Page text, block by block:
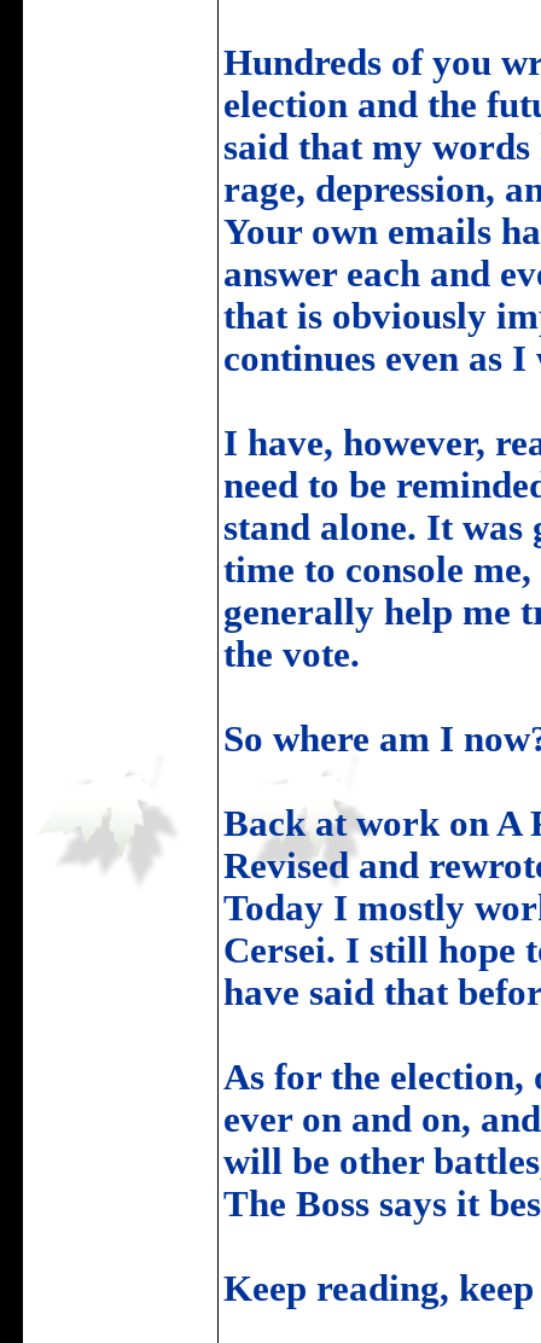
Hundreds of you
election and the
said that my
rage, depression,
Your own emails
answer each and
that is obviously
continues even as
I have, however,
need to be
stand alone. It was
time to console
generally help me
the vote.
So where am I
Back at work on A
Revised and
Today I mostly
Cersei. I still hope
have said that
As for the
ever on and on,
will be other
The Boss says it
Keep reading,